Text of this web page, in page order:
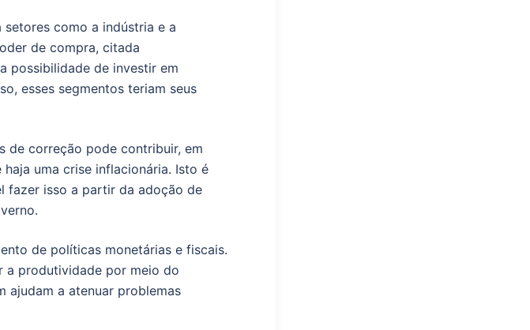
como a indústria e a
de compra, citada
possibilidade de investir em
esses segmentos teriam seus
de correção pode contribuir, em
uma crise inflacionária. Isto é
fazer isso a partir da adoção de
de políticas monetárias e fiscais.
a produtividade por meio do
ajudam a atenuar problemas